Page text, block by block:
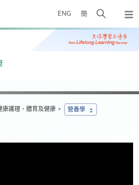
ENG 簡
開
搜
尋
彈
出
主
康護理、體育及健康 營養學